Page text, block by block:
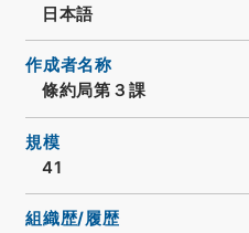
日本語
作成者名称
條約局第３課
規模
41
組織歴/履歴